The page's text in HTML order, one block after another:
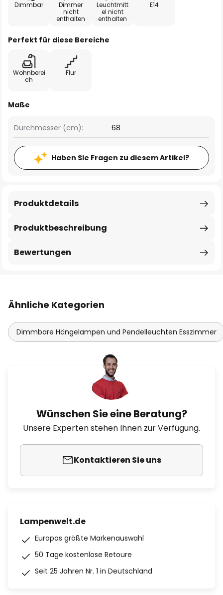
Dimmbar
Dimmer
nicht
enthalten
Leuchtmitt
el nicht
enthalten
E14
Perfekt für diese Bereiche
Wohnberei
ch
Flur
Maße
Durchmesser (cm): 68
Haben Sie Fragen zu diesem Artikel?
Produktbeschreibung
Produktdetails
Bewertungen
Ähnliche Kategorien
Dimmbare Hängelampen und Pendelleuchten Esszimmer
Wünschen Sie eine Beratung?
Unsere Experten stehen Ihnen zur Verfügung.
Kontaktieren Sie uns
Lampenwelt.de
Europas größte Markenauswahl
50 Tage kostenlose Retoure
Seit 25 Jahren Nr. 1 in Deutschland